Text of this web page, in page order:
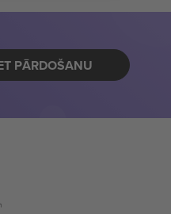
PĀRDOŠANU